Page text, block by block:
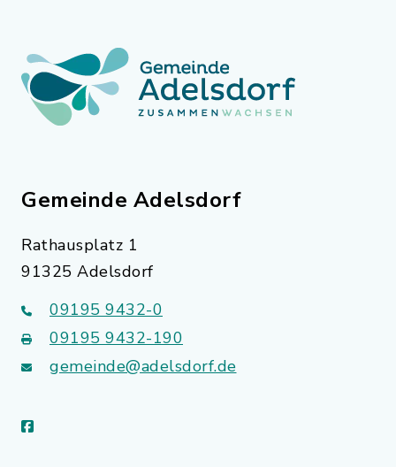
Gemeinde Adelsdorf
Rathausplatz 1
91325 Adelsdorf
09195 9432-0
09195 9432-190
gemeinde@adelsdorf.de
facebook